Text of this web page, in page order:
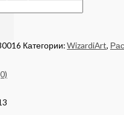
Категории:WizardiArt,